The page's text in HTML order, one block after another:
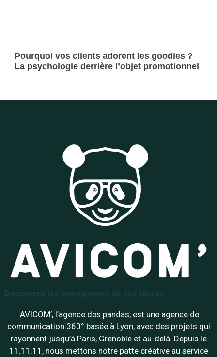
Pourquoi vos clients adorent les goodies ?
La psychologie derrière l’objet promotionnel
AVICOM’, l’agence des pandas, est une agence de
communication 360° basée à Lyon, avec des projets qui
rayonnent jusqu’à Paris, Grenoble et au-delà. Depuis le
11.11.11, nous mettons notre patte créative au service